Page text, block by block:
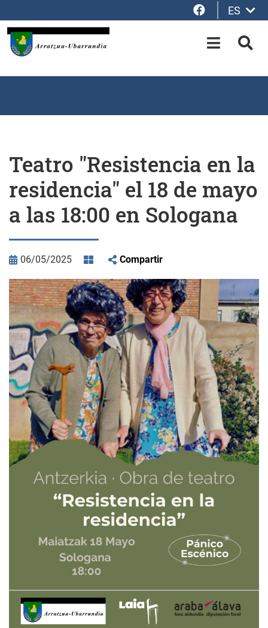
Facebook
ES
OPEN-
Teatro "Resistencia en la
residencia" el 18 de mayo
a las 18:00 en Sologana
06/05/2025 Compartir